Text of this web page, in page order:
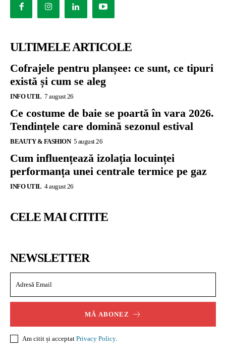
ULTIMELE ARTICOLE
Cofrajele pentru planșee: ce sunt, ce tipuri
există și cum se aleg
INFO UTIL 7 august 26
Ce costume de baie se poartă în vara 2026.
Tendințele care domină sezonul estival
BEAUTY & FASHION 5 august 26
Cum influențează izolația locuinței
performanța unei centrale termice pe gaz
INFO UTIL 4 august 26
CELE MAI CITITE
NEWSLETTER
MĂ ABONEZ
Am citit și acceptat Privacy Policy.